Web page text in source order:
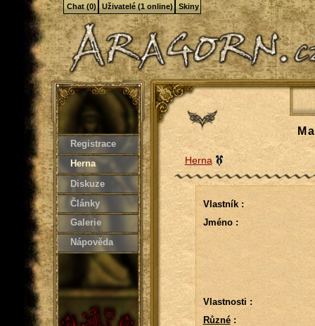
Registrace
Herna
Diskuze
Články
Galerie
Nápověda
Herna
Vlastník :
Jméno :
Vlastnosti :
Různé:
Chat (0) Uživatelé (1 online) Skiny